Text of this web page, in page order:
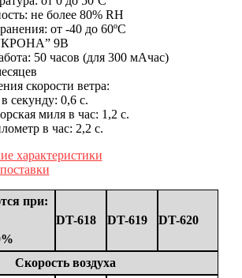
не более 80% RH
от -40 до 60ºC
9В
50 часов (для 300 мАчас)
скорости ветра:
секунду: 0,6 с.
миля в час: 1,2 с.
в час: 2,2 с.
характеристики
при:
DT-618 DT-619 DT-620
Скорость воздуха